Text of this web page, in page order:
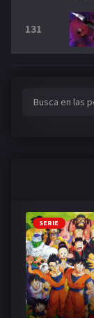
131
SERIE